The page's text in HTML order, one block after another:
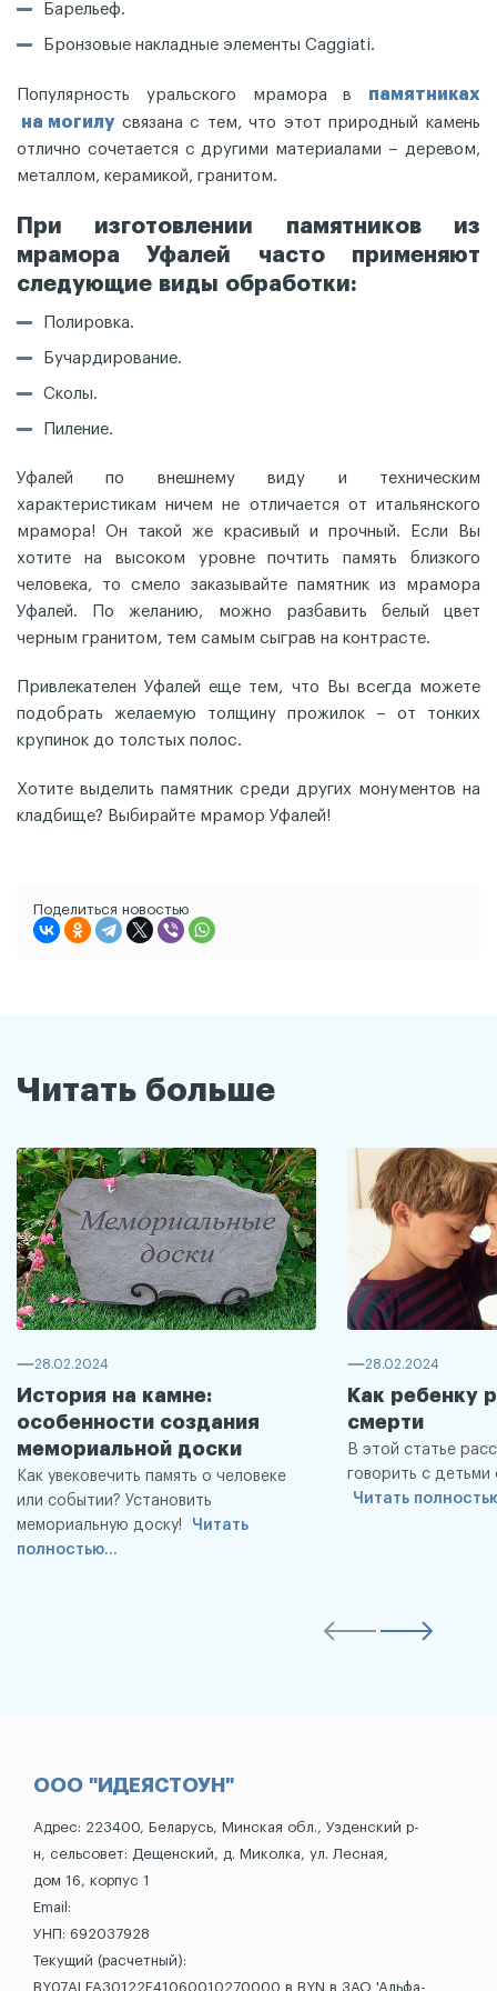
Барельеф.
Бронзовые накладные элементы Caggiati.
Популярность уральского мрамора в памятниках
на могилусвязана с тем, что этот природный камень
отлично сочетается с другими материалами – деревом,
металлом, керамикой, гранитом.
При изготовлении памятников из
мрамора Уфалей часто применяют
следующие виды обработки:
Полировка.
Бучардирование.
Сколы.
Пиление.
Уфалей по внешнему виду и техническим
характеристикам ничем не отличается от итальянского
мрамора! Он такой же красивый и прочный. Если Вы
хотите на высоком уровне почтить память близкого
человека, то смело заказывайте памятник из мрамора
Уфалей. По желанию, можно разбавить белый цвет
черным гранитом, тем самым сыграв на контрасте.
Привлекателен Уфалей еще тем, что Вы всегда можете
подобрать желаемую толщину прожилок – от тонких
крупинок до толстых полос.
Хотите выделить памятник среди других монументов на
кладбище? Выбирайте мрамор Уфалей!
Поделиться новостью
Читать больше
28.02.2024
История на камне:
особенности создания
мемориальной доски
Как увековечить память о человеке
или событии? Установить
мемориальную доску!
Читать
полностью...
28.02.2024
Как ребенку
смерти
В этой статье
говорить с детьми
Читать
ООО "ИДЕЯСТОУН"
Адрес: 223400, Беларусь, Минская обл., Узденский р-
н, сельсовет: Дещенский, д. Миколка, ул. Лесная,
дом 16, корпус 1
Email:
УНП: 692037928
Текущий (расчетный):
BY07ALFA30122E41060010270000 в BYN в ЗАО 'Альфа-